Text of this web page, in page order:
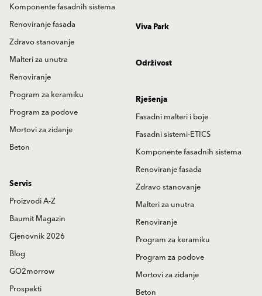
Komponente fasadnih sistema
Renoviranje fasada
Zdravo stanovanje
Malteri za unutra
Renoviranje
Program za keramiku
Program za podove
Mortovi za zidanje
Beton
Viva Park
Održivost
Rješenja
Fasadni malteri i boje
Fasadni sistemi-ETICS
Komponente fasadnih sistema
Renoviranje fasada
Zdravo stanovanje
Malteri za unutra
Renoviranje
Program za keramiku
Program za podove
Mortovi za zidanje
Beton
Servis
Proizvodi A-Z
Baumit Magazin
Cjenovnik 2026
Blog
GO2morrow
Prospekti